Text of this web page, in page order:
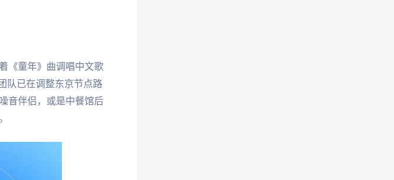
《童年》曲调唱中文歌
队已在调整东京节点路
音伴侣，或是中餐馆后